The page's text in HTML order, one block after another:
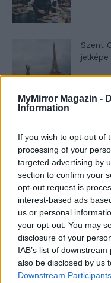
MyMirror Magazin -
Information
If you wish to opt-out of
processing of your
targeted advertising by
section to confirm your
opt-out request is
interest-based ads
us or personal
your opt-out. You may
disclosure of your
IAB’s list of
also be disclosed by us
Downstream Participants
Szent
jelképe
Minka
Minka
T.
Pedig